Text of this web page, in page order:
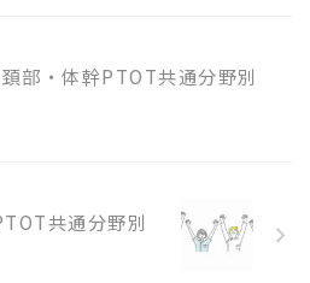
部・体幹PTOT共通分野別
共通分野別